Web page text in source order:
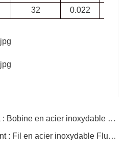
32 0.022
Article précédentprécédent : Bobine en acier inoxydable 904L
Article suivant article suivant : Fil en acier inoxydable Flux Core